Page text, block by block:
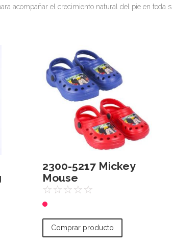
acompañar el crecimiento natural del pie en toda
2300-5217 Mickey
Mouse
☆☆☆☆☆
Comprar producto